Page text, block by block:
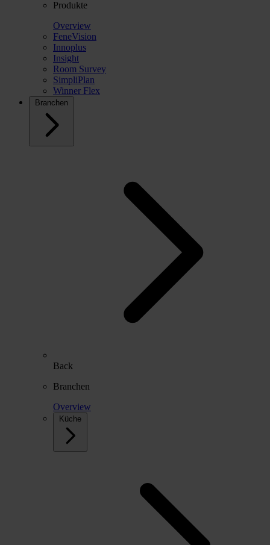
Produkte
Overview
FeneVision
Innoplus
Insight
Room Survey
SimpliPlan
Winner Flex
Branchen
Back
Branchen
Overview
Küche